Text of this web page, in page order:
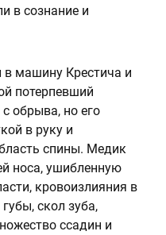
в сознание и
в машину Крестича и
потерпевший
обрыва, но его
в руку и
спины. Медик
носа, ушибленную
кровоизлияния в
скол зуба,
ссадин и